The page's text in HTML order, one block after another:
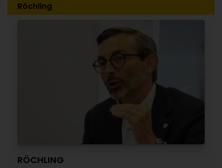
Röchling
RÖCHLING